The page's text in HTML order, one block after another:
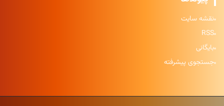
نقشه سایت
RSS
بایگانی
جستجوی پیشرفته